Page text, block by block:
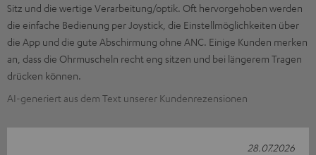
Sitz und die wertige Verarbeitung/optik. Oft hervorgehoben werden
die einfache Bedienung per Joystick, die Einstellmöglichkeiten über
die App und die gute Abschirmung ohne ANC. Einige Kunden merken
an, dass die Ohrmuscheln recht eng sitzen und bei längerem Tragen
drücken können.
AI-generiert aus dem Text unserer Kundenrezensionen
28.07.2026